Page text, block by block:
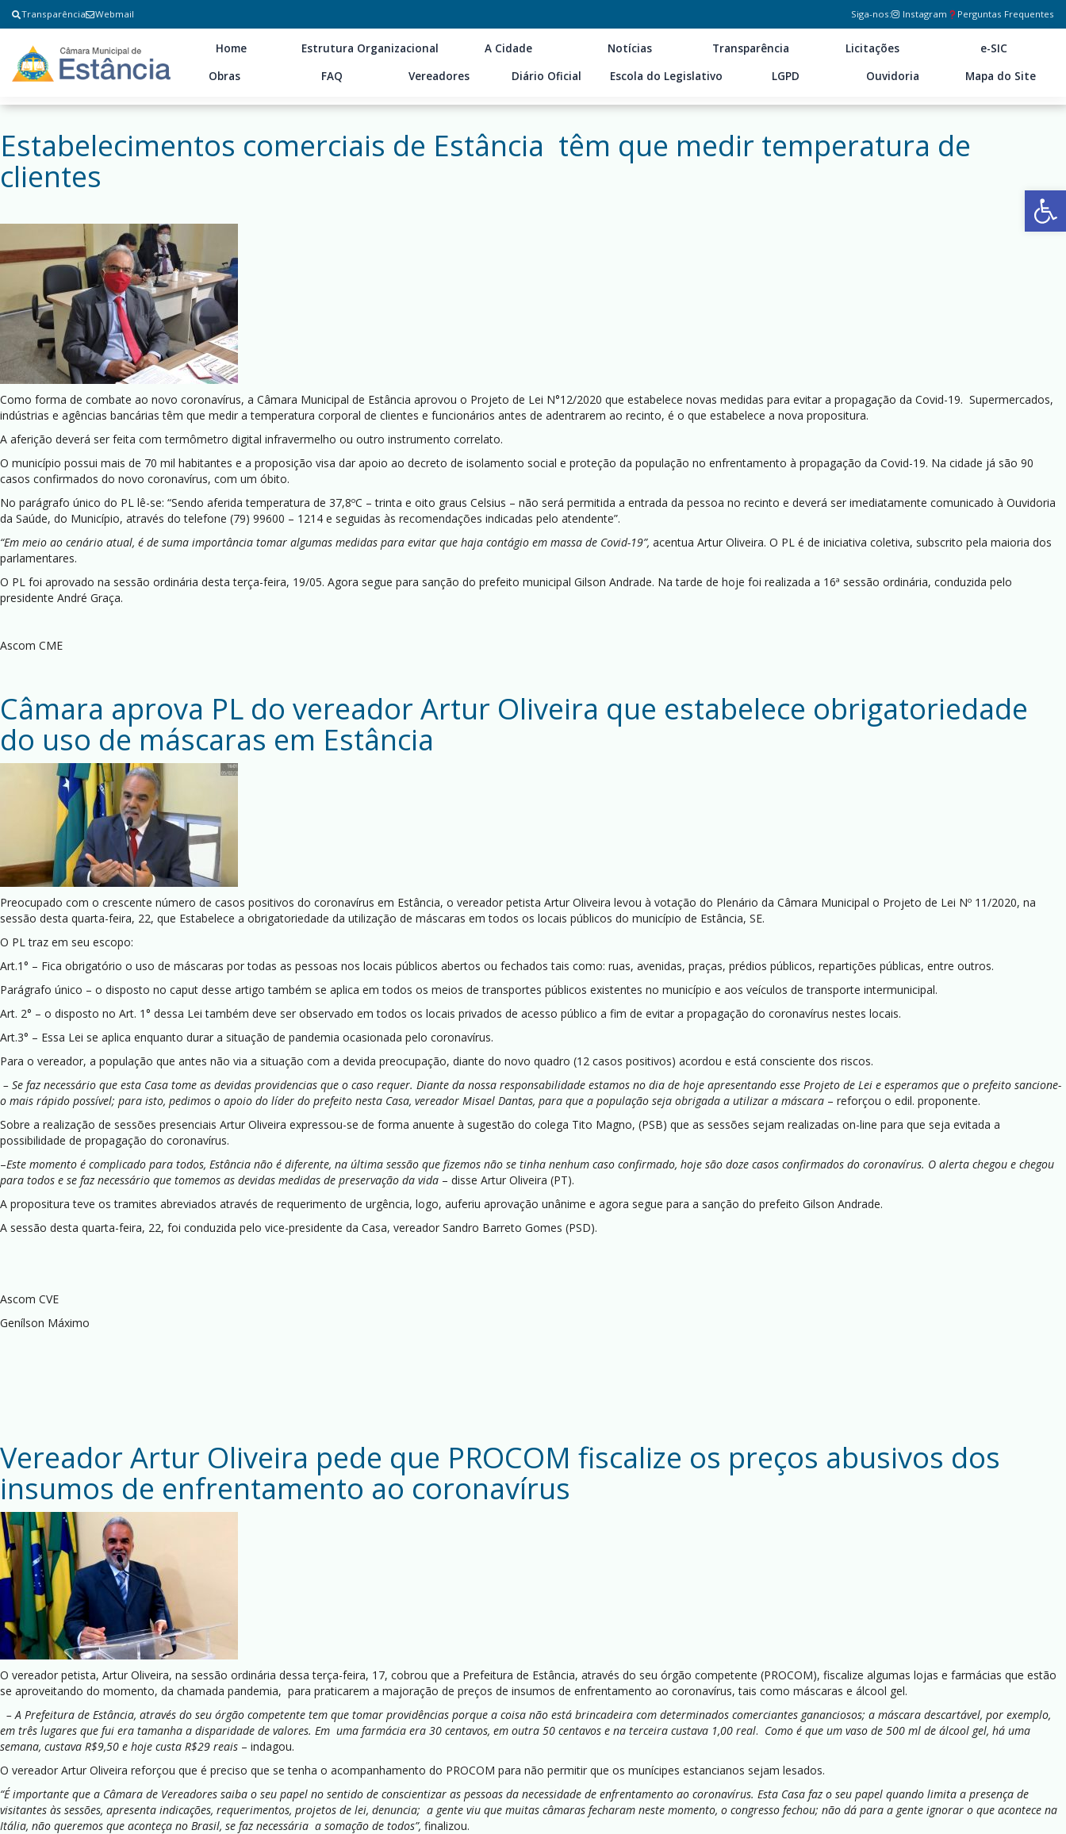
Transparência Webmail Siga-nos: Instagram Perguntas Frequentes
Home Estrutura Organizacional A Cidade Notícias Transparência Licitações
e-SIC
Obras
FAQ Vereadores Diário Oficial Escola do Legislativo LGPD Ouvidoria Mapa do Site
Estabelecimentos comerciais de Estância têm que medir temperatura de
clientes
Como forma de combate ao novo coronavírus, a Câmara Municipal de Estância aprovou o Projeto de Lei N°12/2020 que estabelece novas medidas para evitar a propagação da Covid-19. Supermercados,
indústrias e agências bancárias têm que medir a temperatura corporal de clientes e funcionários antes de adentrarem ao recinto, é o que estabelece a nova propositura.
A aferição deverá ser feita com termômetro digital infravermelho ou outro instrumento correlato.
O município possui mais de 70 mil habitantes e a proposição visa dar apoio ao decreto de isolamento social e proteção da população no enfrentamento à propagação da Covid-19. Na cidade já são 90
casos confirmados do novo coronavírus, com um óbito.
No parágrafo único do PL lê-se: “Sendo aferida temperatura de 37,8ºC – trinta e oito graus Celsius – não será permitida a entrada da pessoa no recinto e deverá ser imediatamente comunicado à Ouvidoria
da Saúde, do Município, através do telefone (79) 99600 – 1214 e seguidas às recomendações indicadas pelo atendente”.
“Em meio ao cenário atual, é de suma importância tomar algumas medidas para evitar que haja contágio em massa de Covid-19”, acentua Artur Oliveira. O PL é de iniciativa coletiva, subscrito pela maioria dos
parlamentares.
O PL foi aprovado na sessão ordinária desta terça-feira, 19/05. Agora segue para sanção do prefeito municipal Gilson Andrade. Na tarde de hoje foi realizada a 16ª sessão ordinária, conduzida pelo
presidente André Graça.
Ascom CME
Câmara aprova PL do vereador Artur Oliveira que estabelece obrigatoriedade
do uso de máscaras em Estância
Preocupado com o crescente número de casos positivos do coronavírus em Estância, o vereador petista Artur Oliveira levou à votação do Plenário da Câmara Municipal o Projeto de Lei Nº 11/2020, na
sessão desta quarta-feira, 22, que Estabelece a obrigatoriedade da utilização de máscaras em todos os locais públicos do município de Estância, SE.
O PL traz em seu escopo:
Art.1° – Fica obrigatório o uso de máscaras por todas as pessoas nos locais públicos abertos ou fechados tais como: ruas, avenidas, praças, prédios públicos, repartições públicas, entre outros.
Parágrafo único – o disposto no caput desse artigo também se aplica em todos os meios de transportes públicos existentes no município e aos veículos de transporte intermunicipal.
Art. 2° – o disposto no Art. 1° dessa Lei também deve ser observado em todos os locais privados de acesso público a fim de evitar a propagação do coronavírus nestes locais.
Art.3° – Essa Lei se aplica enquanto durar a situação de pandemia ocasionada pelo coronavírus.
Para o vereador, a população que antes não via a situação com a devida preocupação, diante do novo quadro (12 casos positivos) acordou e está consciente dos riscos.
– Se faz necessário que esta Casa tome as devidas providencias que o caso requer. Diante da nossa responsabilidade estamos no dia de hoje apresentando esse Projeto de Lei e esperamos que o prefeito sancione-
o mais rápido possível; para isto, pedimos o apoio do líder do prefeito nesta Casa, vereador Misael Dantas, para que a população seja obrigada a utilizar a máscara – reforçou o edil. proponente.
Sobre a realização de sessões presenciais Artur Oliveira expressou-se de forma anuente à sugestão do colega Tito Magno, (PSB) que as sessões sejam realizadas on-line para que seja evitada a
possibilidade de propagação do coronavírus.
–Este momento é complicado para todos, Estância não é diferente, na última sessão que fizemos não se tinha nenhum caso confirmado, hoje são doze casos confirmados do coronavírus. O alerta chegou e chegou
para todos e se faz necessário que tomemos as devidas medidas de preservação da vida – disse Artur Oliveira (PT).
A propositura teve os tramites abreviados através de requerimento de urgência, logo, auferiu aprovação unânime e agora segue para a sanção do prefeito Gilson Andrade.
A sessão desta quarta-feira, 22, foi conduzida pelo vice-presidente da Casa, vereador Sandro Barreto Gomes (PSD).
Ascom CVE
Genílson Máximo
Vereador Artur Oliveira pede que PROCOM fiscalize os preços abusivos dos
insumos de enfrentamento ao coronavírus
O vereador petista, Artur Oliveira, na sessão ordinária dessa terça-feira, 17, cobrou que a Prefeitura de Estância, através do seu órgão competente (PROCOM), fiscalize algumas lojas e farmácias que estão
se aproveitando do momento, da chamada pandemia, para praticarem a majoração de preços de insumos de enfrentamento ao coronavírus, tais como máscaras e álcool gel.
– A Prefeitura de Estância, através do seu órgão competente tem que tomar providências porque a coisa não está brincadeira com determinados comerciantes gananciosos; a máscara descartável, por exemplo,
em três lugares que fui era tamanha a disparidade de valores. Em uma farmácia era 30 centavos, em outra 50 centavos e na terceira custava 1,00 real. Como é que um vaso de 500 ml de álcool gel, há uma
semana, custava R$9,50 e hoje custa R$29 reais – indagou.
O vereador Artur Oliveira reforçou que é preciso que se tenha o acompanhamento do PROCOM para não permitir que os munícipes estancianos sejam lesados.
“É importante que a Câmara de Vereadores saiba o seu papel no sentido de conscientizar as pessoas da necessidade de enfrentamento ao coronavírus. Esta Casa faz o seu papel quando limita a presença de
visitantes às sessões, apresenta indicações, requerimentos, projetos de lei, denuncia; a gente viu que muitas câmaras fecharam neste momento, o congresso fechou; não dá para a gente ignorar o que acontece na
Itália, não queremos que aconteça no Brasil, se faz necessária a somação de todos”, finalizou.